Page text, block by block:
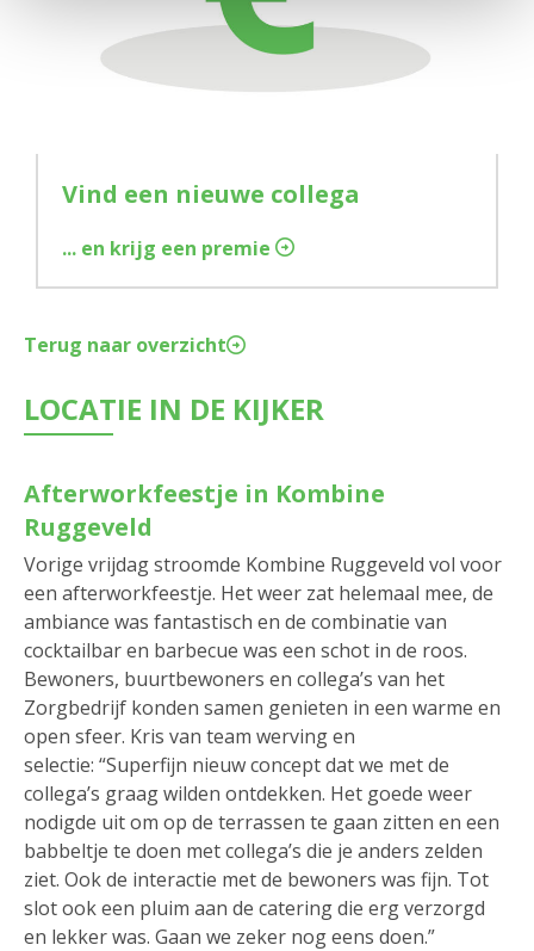
Vind een nieuwe collega
... en krijg een premie
Terug naar overzicht
LOCATIE IN DE KIJKER
Afterworkfeestje in Kombine
Ruggeveld
Vorige vrijdag stroomde Kombine Ruggeveld vol voor
een afterworkfeestje. Het weer zat helemaal mee, de
ambiance was fantastisch en de combinatie van
cocktailbar en barbecue was een schot in de roos.
Bewoners, buurtbewoners en collega’s van het
Zorgbedrijf konden samen genieten in een warme en
open sfeer. Kris van team werving en
selectie: “Superfijn nieuw concept dat we met de
collega’s graag wilden ontdekken. Het goede weer
nodigde uit om op de terrassen te gaan zitten en een
babbeltje te doen met collega’s die je anders zelden
ziet. Ook de interactie met de bewoners was fijn. Tot
slot ook een pluim aan de catering die erg verzorgd
en lekker was. Gaan we zeker nog eens doen.”